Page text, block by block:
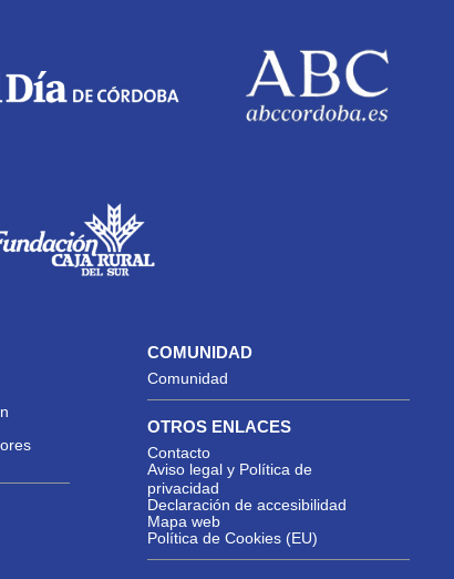
COMUNIDAD
Comunidad
OTROS ENLACES
Contacto
Aviso legal y Política de
privacidad
Declaración de accesibilidad
Mapa web
Política de Cookies (EU)